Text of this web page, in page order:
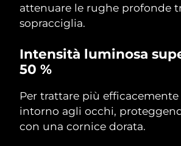
attenuare le rughe profonde
sopracciglia.
Intensità luminosa
50 %
Per trattare più
intorno agli occhi,
con una cornice dorata.